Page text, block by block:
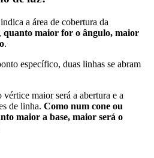
a área de cobertura da
quanto maior for o ângulo, maior
.
específico, duas linhas se abram
maior será a abertura e a
de linha. Como num cone ou
maior a base, maior será o